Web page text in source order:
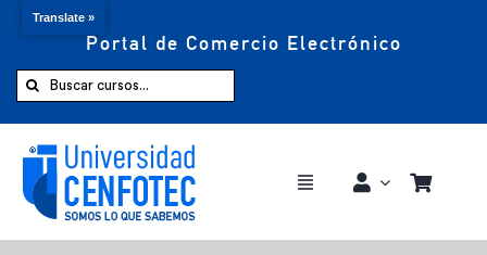
Portal de Comercio Electrónico
Buscar:
Toggle
Comprar ahora
Translate »